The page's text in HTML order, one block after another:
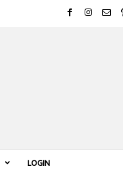
LOGIN